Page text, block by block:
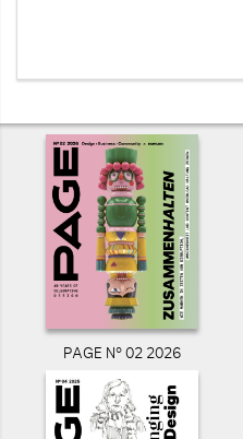
PAGE N° 02 2026